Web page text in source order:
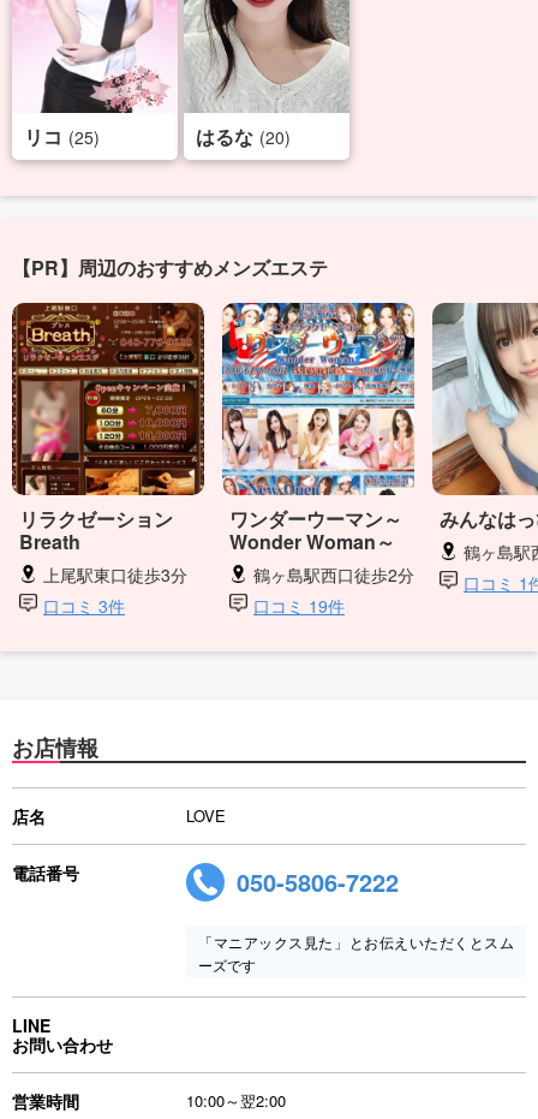
リコ (25) はるな (20)
【PR】周辺のおすすめメンズエステ
リラクゼーション
Breath
上尾駅東口徒歩3分
口コミ 3件
ワンダーウーマン～
Wonder Woman～
鶴ヶ島駅西口徒歩2分
口コミ 19件
みんなは
鶴ヶ島駅
口コミ 1
お店情報
店名 LOVE
電話番号 050-5806-7222
「マニアックス見た」とお伝えいただくとスム
ーズです
LINE
お問い合わせ
営業時間 10:00～翌2:00